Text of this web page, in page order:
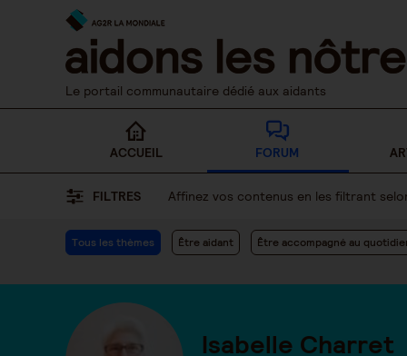
Le portail communautaire dédié aux aidants
ACCUEIL FORUM
FILTRES Affinez vos contenus en les filtrant
Tous les thèmes Être aidant Être accompagné au
Isabelle Charret